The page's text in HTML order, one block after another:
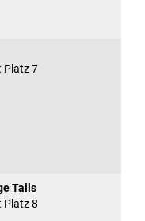
Platz 7
Tails
Platz 8